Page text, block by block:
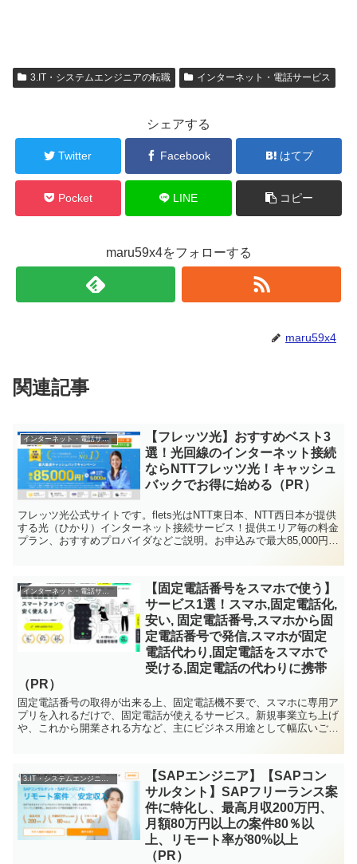
3.IT・システムエンジニアの転職 インターネット・電話サービス
シェアする
Twitter Facebook はてブ
Pocket LINE コピー
maru59x4をフォローする
maru59x4
関連記事
インターネット・電話サービス
【フレッツ光】おすすめベスト3
選！光回線のインターネット接続
ならNTTフレッツ光！キャッシュ
バックでお得に始める（PR）
フレッツ光公式サイトです。flets光はNTT東日本、NTT西日本が提供
する光（ひかり）インターネット接続サービス！提供エリア毎の料金
プラン、おすすめプロバイダなどご説明。お申込みで最大85,000円キ
インターネット・電話サービス
【固定電話番号をスマホで使う】
サービス1選！スマホ,固定電話化,
安い, 固定電話番号,スマホから固
定電話番号で発信,スマホが固定
電話代わり,固定電話をスマホで
受ける,固定電話の代わりに携帯
（PR）
固定電話番号の取得が出来る上、固定電話機不要で、スマホに専用ア
プリを入れるだけで、固定電話が使えるサービス。新規事業立ち上げ
や、これから開業される方など、主にビジネス用途として幅広いご支
3.IT・システムエンジニアの転職
【SAPエンジニア】【SAPコン
サルタント】SAPフリーランス案
件に特化し、最高月収200万円、
月額80万円以上の案件80％以
上、リモート率が80%以上
（PR）